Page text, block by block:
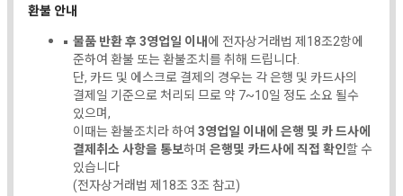
환불 안내
물품 반환 후 3영업일 이내에 전자상거래법 제18조2항에
준하여 환불 또는 환불조치를 취해 드립니다.
단, 카드 및 에스크로 결제의 경우는 각 은행 및 카드사의
결제일 기준으로 처리되 므로 약 7~10일 정도 소요 될수
있으며,
이때는 환불조치라 하여3영업일 이내에 은행 및 카 드사에
결제취소 사항을 통보하며 은행및 카드사에 직접 확인할 수
있습니다
(전자상거래법 제18조 3조 참고)